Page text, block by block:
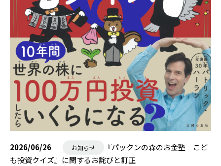
2026/06/26 お知らせ
『パックンの森のお金塾 こど
も投資クイズ』に関するお詫びと訂正